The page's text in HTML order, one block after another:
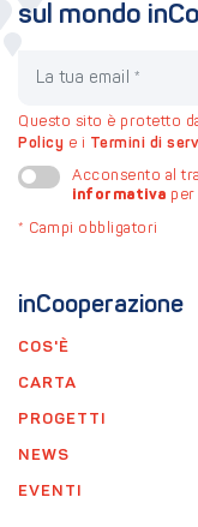
inCooperazione
COS'È
CARTA
PROGETTI
NEWS
EVENTI
sul mondo
Questo sito è protetto
Policy e i Termini di
Acconsento al
informativa per
* Campi obbligatori